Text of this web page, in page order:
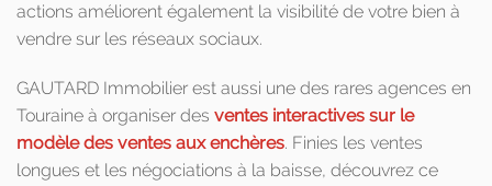
actions améliorent également la visibilité de votre bien à
vendre sur les réseaux sociaux.
GAUTARD Immobilier est aussi une des rares agences en
Touraine à organiser des ventes interactives sur le
modèle des ventes aux enchères. Finies les ventes
longues et les négociations à la baisse, découvrez ce